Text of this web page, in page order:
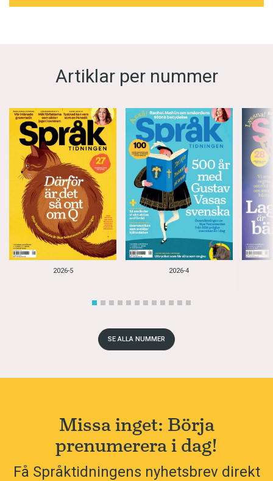
Artiklar per nummer
2026-5 2026-4
SE ALLA NUMMER
Missa inget: Börja
prenumerera i dag!
Få Språktidningens nyhetsbrev direkt